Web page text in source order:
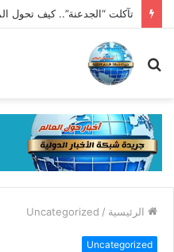
بحث
الرئيسية /
Uncategorized
Uncategorized